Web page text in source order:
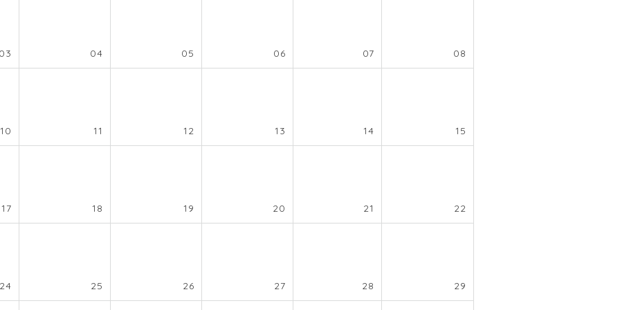
04 05 06 07 08
10 11 12 13 14 15
17 18 19 20 21 22
24 25 26 27 28 29